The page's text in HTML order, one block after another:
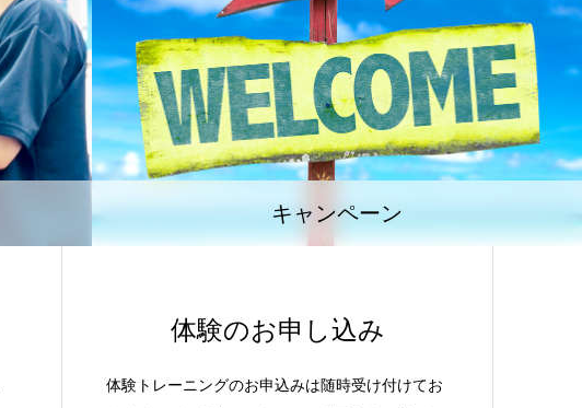
キャンペーン
体験のお申し込み
体験トレーニングのお申込みは随時受け付けてお